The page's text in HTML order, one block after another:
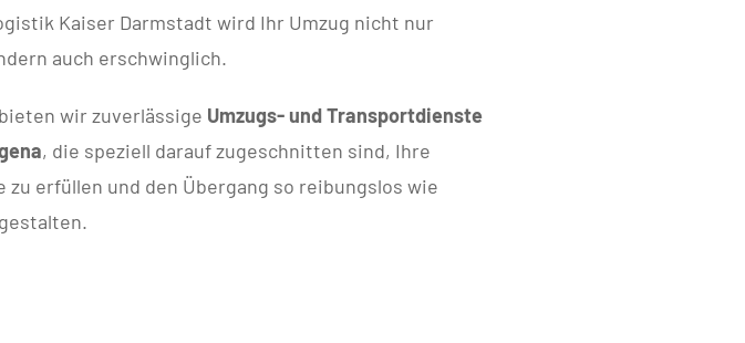
Kaiser Darmstadt wird Ihr Umzug nicht nur
auch erschwinglich.
wir zuverlässige Umzugs- und Transportdienste
, die speziell darauf zugeschnitten sind, Ihre
zu erfüllen und den Übergang so reibungslos wie